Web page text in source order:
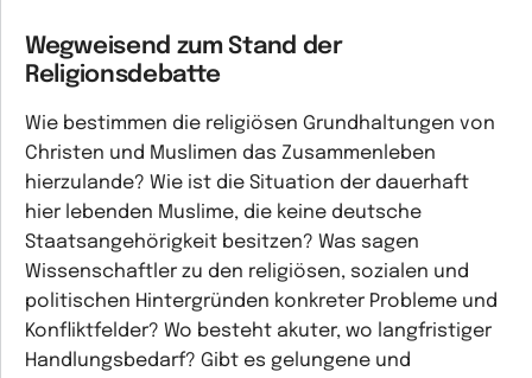
Wegweisend zum Stand der
Religionsdebatte
Wie bestimmen die religiösen Grundhaltungen von
Christen und Muslimen das Zusammenleben
hierzulande? Wie ist die Situation der dauerhaft
hier lebenden Muslime, die keine deutsche
Staatsangehörigkeit besitzen? Was sagen
Wissenschaftler zu den religiösen, sozialen und
politischen Hintergründen konkreter Probleme und
Konfliktfelder? Wo besteht akuter, wo langfristiger
Handlungsbedarf? Gibt es gelungene und